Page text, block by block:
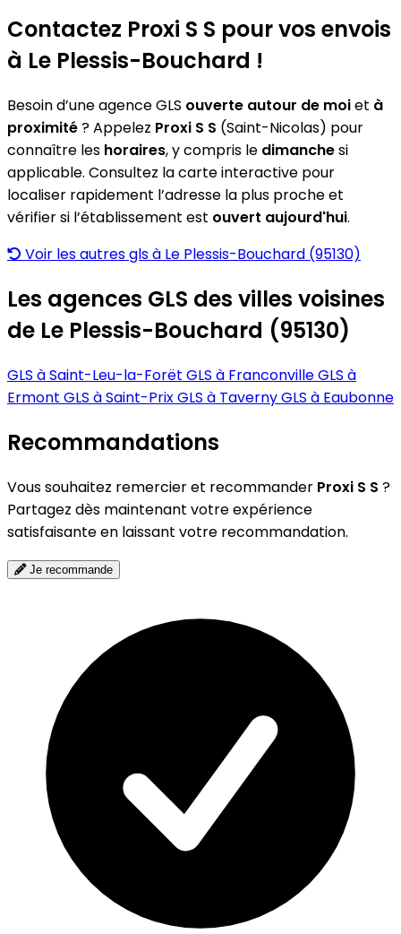
Contactez Proxi S S pour vos envois
à Le Plessis-Bouchard !
Besoin d’une agence GLS ouverte autour de moiet à
proximité? Appelez Proxi S S (Saint-Nicolas) pour
connaître les horaires, y compris le dimanchesi
applicable. Consultez la carte interactive pour
localiser rapidement l’adresse la plus proche et
vérifier si l’établissement est ouvert aujourd'hui.
Voir les autres gls à Le Plessis-Bouchard (95130)
Les agences GLS des villes voisines
de Le Plessis-Bouchard (95130)
GLS à Saint-Leu-la-Forët GLS à FranconvilleGLS à
Ermont GLS à Saint-PrixGLS à TavernyGLS à Eaubonne
Recommandations
Vous souhaitez remercier et recommander Proxi S S ?
Partagez dès maintenant votre expérience
satisfaisante en laissant votre recommandation.
Je recommande